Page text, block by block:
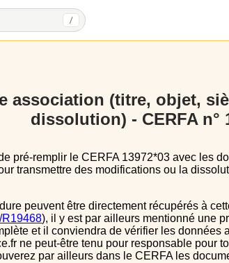
/
association (titre, objet,
dissolution) - CERFA n°
transmettre des modifications ou la
peuvent être directement récupérés à
R19468), il y est par ailleurs mentionné une
et il conviendra de vérifier les données
ne peut-être tenu pour responsable pour
par ailleurs dans le CERFA les